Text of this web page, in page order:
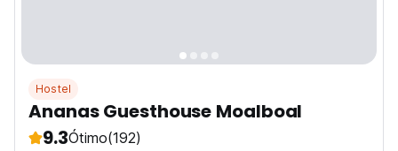
Hostel
Ananas Guesthouse Moalboal
9.3Ótimo(192)